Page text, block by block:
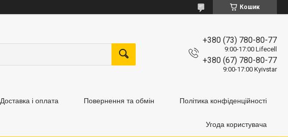
Кошик
+380 (73) 780-80-77
9:00-17:00 Lifecell
+380 (67) 780-80-77
9:00-17:00 Kyivstar
Доставка і оплата Повернення та обмін Політика конфіденційності
Угода користувача